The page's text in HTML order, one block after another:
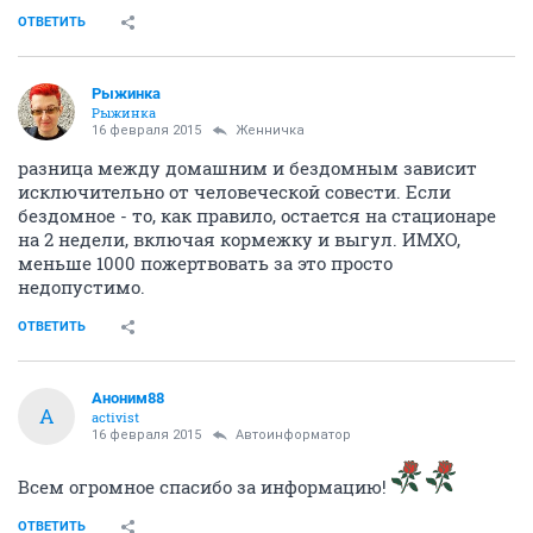
ОТВЕТИТЬ
Рыжинка
Рыжинка
16 февраля 2015 Женничка
разница между домашним и бездомным зависит
исключительно от человеческой совести. Если
бездомное - то, как правило, остается на стационаре
на 2 недели, включая кормежку и выгул. ИМХО,
меньше 1000 пожертвовать за это просто
недопустимо.
ОТВЕТИТЬ
А
Аноним88
activist
16 февраля 2015 Автоинформатор
Всем огромное спасибо за информацию!
ОТВЕТИТЬ